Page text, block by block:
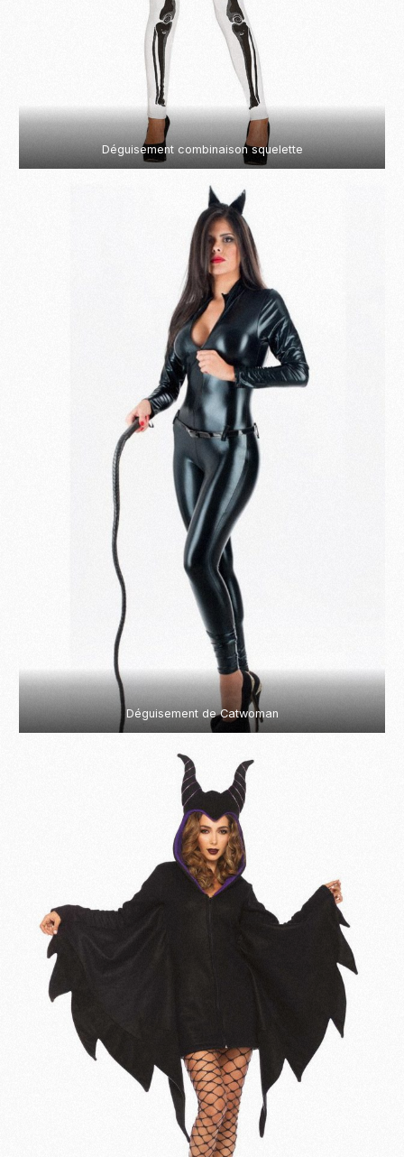
Déguisement combinaison squelette
Déguisement de Catwoman